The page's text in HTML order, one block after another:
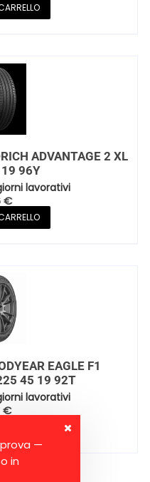
—
in
ADVANTAGE 2 XL
96Y
lavorativi
€
EAGLE F1
45 19 92T
lavorativi
€